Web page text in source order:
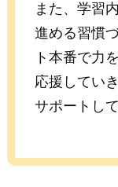
また、学習
進める習慣
ト本番で力
応援してい
サポートし